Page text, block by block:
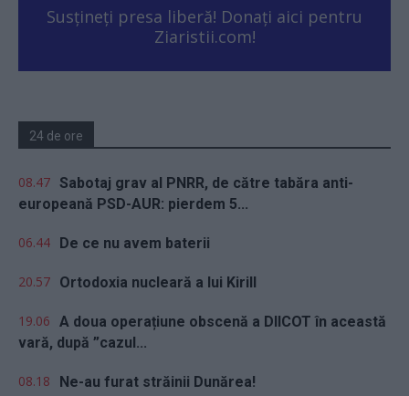
Susțineți presa liberă! Donați aici pentru
Ziaristii.com!
24 de ore
08.47 Sabotaj grav al PNRR, de către tabăra anti-
europeană PSD-AUR: pierdem 5...
06.44 De ce nu avem baterii
20.57 Ortodoxia nucleară a lui Kirill
19.06 A doua operațiune obscenă a DIICOT în această
vară, după ”cazul...
08.18 Ne-au furat străinii Dunărea!